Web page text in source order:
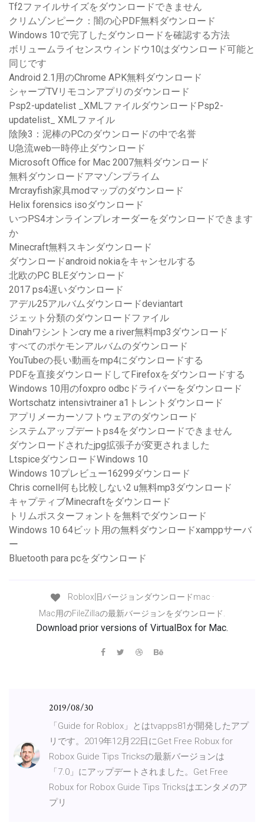
Tf2ファイルサイズをダウンロードできません
クリムゾンピーク：闇の心PDF無料ダウンロード
Windows 10で完了したダウンロードを確認する方法
ボリュームライセンスウィンドウ10はダウンロード可能と
同じです
Android 2.1用のChrome APK無料ダウンロード
シャープTVリモコンアプリのダウンロード
Psp2-updatelist _XMLファイルダウンロードPsp2-
updatelist_ XMLファイル
陰険3：泥棒のPCのダウンロードの中で名誉
U急流web一時停止ダウンロード
Microsoft Office for Mac 2007無料ダウンロード
無料ダウンロードアマゾンプライム
Mrcrayfish家具modマップのダウンロード
Helix forensics isoダウンロード
いつPS4オンラインプレオーダーをダウンロードできます
か
Minecraft無料スキンダウンロード
ダウンロードandroid nokiaをキャンセルする
北欧のPC BLEダウンロード
2017 ps4遅いダウンロード
アデル25アルバムダウンロードdeviantart
ジェット分類のダウンロードファイル
Dinahワシントンcry me a river無料mp3ダウンロード
すべてのポケモンアルバムのダウンロード
YouTubeの長い動画をmp4にダウンロードする
PDFを直接ダウンロードしてFirefoxをダウンロードする
Windows 10用のfoxpro odbcドライバーをダウンロード
Wortschatz intensivtrainer a1トレントダウンロード
アプリメーカーソフトウェアのダウンロード
システムアップデートps4をダウンロードできません
ダウンロードされたjpg拡張子が変更されました
LtspiceダウンロードWindows 10
Windows 10プレビュー16299ダウンロード
Chris cornell何も比較しない2 u無料mp3ダウンロード
キャプティブMinecraftをダウンロード
トリムポスターフォントを無料でダウンロード
Windows 10 64ビット用の無料ダウンロードxamppサーバ
ー
Bluetooth para pcをダウンロード
Roblox旧バージョンダウンロードmac ·
Mac用のFileZillaの最新バージョンをダウンロード.
Download prior versions of VirtualBox for Mac.
2019/08/30
「Guide for Roblox」とはtvapps81が開発したアプ
リです。2019年12月22日にGet Free Robux for
Robox Guide Tips Tricksの最新バージョンは
「7.0」にアップデートされました。Get Free
Robux for Robox Guide Tips Tricksはエンタメのア
プリ